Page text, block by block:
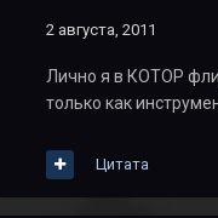
2 августа, 2011
Лично я в КОТОР
только как
Цитата